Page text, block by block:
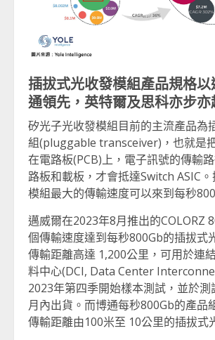
插拔式光收發模組產品規格
通領先，英特爾及思科亦步亦
矽光子光收發模組目前的主流產品為
組(pluggable transceiver)，也就是
在電路板(PCB)上，電子訊號的傳輸
路板和載板，才會抵達Switch ASIC
模組最大的傳輸速度可以來到每秒
邁威爾在2023年8月推出的COLORZ
個傳輸速度達到每秒800Gb的插拔式
傳輸距離高達 1,200公里，可用於連
料中心(DCI, Data Center
2023年第四季開始樣本測試，並於測
月內出貨。而博通每秒800Gb的產品
傳輸距離由100米至 10公里的插拔式